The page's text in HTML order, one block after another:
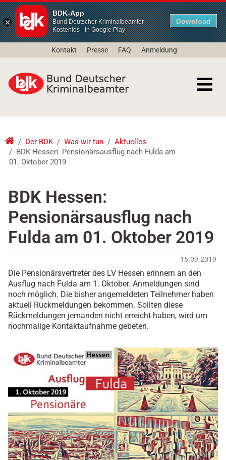
BDK-App
Bund Deutscher Kriminalbeamter
Kostenlos - in Google Play
Download
Kontakt Presse FAQ Anmeldung
Der BDK Was wir tun
Aktuelles
BDK Hessen: Pensionärsausflug nach Fulda am
01. Oktober 2019
BDK Hessen:
Pensionärsausflug nach
Fulda am 01. Oktober 2019
15.09.2019
Die Pensionärsvertreter des LV Hessen erinnern an den
Ausflug nach Fulda am 1. Oktober. Anmeldungen sind
noch möglich. Die bisher angemeldeten Teilnehmer haben
aktuell Rückmeldungen bekommen. Sollten diese
Rückmeldungen jemanden nicht erreicht haben, wird um
nochmalige Kontaktaufnahme gebeten.